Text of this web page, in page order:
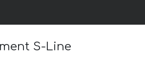
S-Line